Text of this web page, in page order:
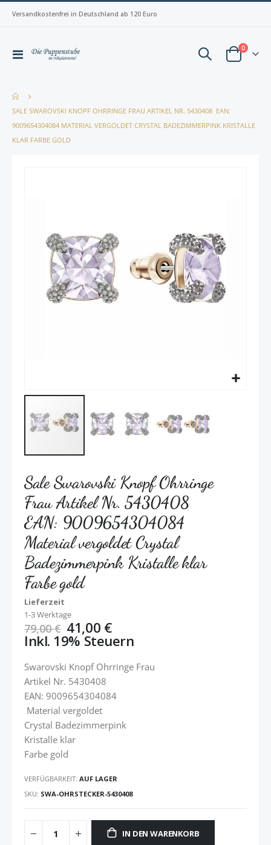
Versandkostenfrei in Deutschland ab 120 Euro
Navigation
Warenkorb
0Artikel
SALE SWAROVSKI KNOPF OHRRINGE ​FRAU ARTIKEL NR. 5430408 ​ EAN:
9009654304084 MATERIAL VERGOLDET CRYSTAL BADEZIMMERPINK KRISTALLE
KLAR FARBE GOLD
Sale Swarovski Knopf Ohrringe
​Frau Artikel Nr. 5430408 ​
EAN: 9009654304084
Material vergoldet Crystal
Badezimmerpink Kristalle klar
Farbe gold
Lieferzeit
1-3 Werktage
79,00 € 41,00 €
Inkl. 19% Steuern
Swarovski Knopf Ohrringe ​Frau
Artikel Nr. 5430408 ​
EAN: 9009654304084
Material vergoldet
Crystal Badezimmerpink
Kristalle klar
Farbe gold
VERFÜGBARKEIT: AUF LAGER
SKU SWA-OHRSTECKER-5430408
IN DEN WARENKORB